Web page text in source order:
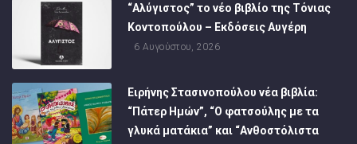
“Αλύγιστος” το νέο βιβλίο της Τόνιας
Κοντοπούλου – Εκδόσεις Αυγέρη
6 Αυγούστου, 2026
Ειρήνης Στασινοπούλου νέα βιβλία:
“Πάτερ Ημών”, “Ο φατσούλης με τα
γλυκά ματάκια” και “Ανθοστόλιστα